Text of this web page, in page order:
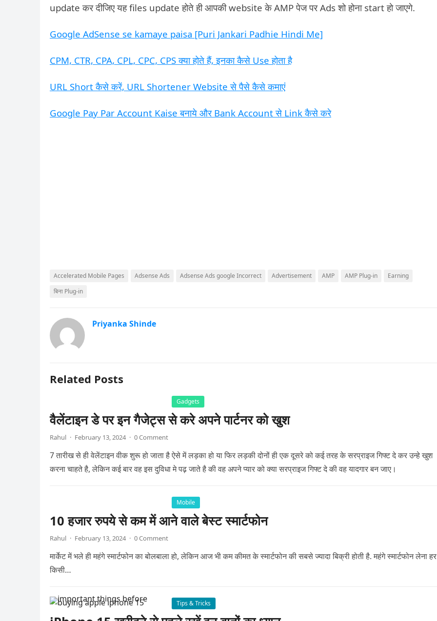
update कर दीजिए यह files update होते ही आपकी website के AMP पेज पर Ads शो होना start हो जाएगे.
Google AdSense se kamaye paisa [Puri Jankari Padhie Hindi Me]
CPM, CTR, CPA, CPL, CPC, CPS क्या होते हैं, इनका कैसे Use होता है
URL Short कैसे करें, URL Shortener Website से पैसे कैसे कमाएं
Google Pay Par Account Kaise बनाये और Bank Account से Link कैसे करे
Accelerated Mobile Pages Adsense Ads Adsense Ads google Incorrect Advertisement AMP AMP Plug-in
Earning
बिना Plug-in
Priyanka Shinde
Related Posts
Gadgets
वैलेंटाइन डे पर इन गैजेट्स से करे अपने पार्टनर को खुश
Rahul · February 13, 2024 · 0 Comment
7 तारीख से ही वेलेंटाइन वीक शुरू हो जाता है ऐसे में लड़का हो या फिर लड़की दोनों ही एक दूसरे को कई तरह के सरप्राइज गिफ्ट दे कर उन्हे खुश
करना चाहते है, लेकिन कई बार वह इस दुविधा मे पढ़ जाते है की वह अपने प्यार को क्या सरप्राइज गिफ्ट दे की वह यादगार बन जाए।
Mobile
10 हजार रुपये से कम में आने वाले बेस्ट स्मार्टफोन
Rahul · February 13, 2024 · 0 Comment
मार्केट में भले ही महंगे स्मार्टफोन का बोलबाला हो, लेकिन आज भी कम कीमत के स्मार्टफोन की सबसे ज्यादा बिक्री होती है. महंगे स्मार्टफोन लेना हर
किसी…
Tips & Tricks